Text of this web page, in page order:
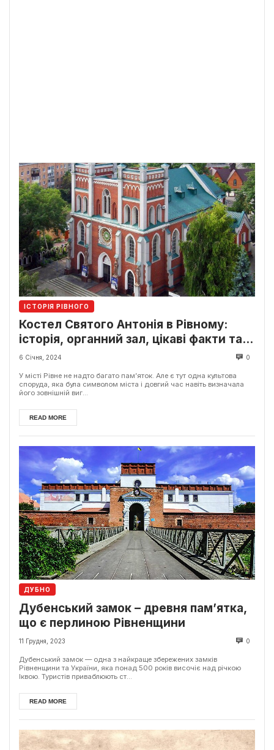
ІСТОРІЯ РІВНОГО
Костел Святого Антонія в Рівному:
історія, органний зал, цікаві факти та
як відвідати
6 Січня, 2024 0
У місті Рівне не надто багато пам’яток. Але є тут одна культова
споруда, яка була символом міста і довгий час навіть визначала
його зовнішній виг...
READ MORE
ДУБНО
Дубенський замок – древня пам’ятка,
що є перлиною Рівненщини
11 Грудня, 2023 0
Дубенський замок — одна з найкраще збережених замків
Рівненщини та України, яка понад 500 років височіє над річкою
Іквою. Туристів приваблюють ст...
READ MORE